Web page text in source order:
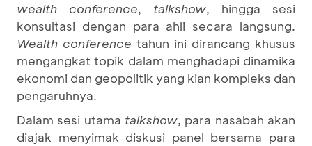
wealth conference, talkshow, hingga sesi
konsultasi dengan para ahli secara langsung.
Wealth conference tahun ini dirancang khusus
mengangkat topik dalam menghadapi dinamika
ekonomi dan geopolitik yang kian kompleks dan
pengaruhnya.
Dalam sesi utama talkshow, para nasabah akan
diajak menyimak diskusi panel bersama para